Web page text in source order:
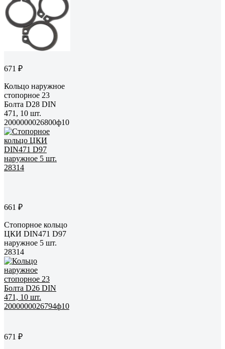
671 ₽
Кольцо наружное
стопорное 23
Болта D28 DIN
471, 10 шт.
2000000026800ф10
661 ₽
Стопорное кольцо
ЦКИ DIN471 D97
наружное 5 шт.
28314
671 ₽